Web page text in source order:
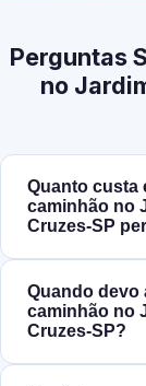
Perguntas
no
Quanto custa
caminhão no
Cruzes‑SP
Quando devo
caminhão no
Cruzes‑SP?